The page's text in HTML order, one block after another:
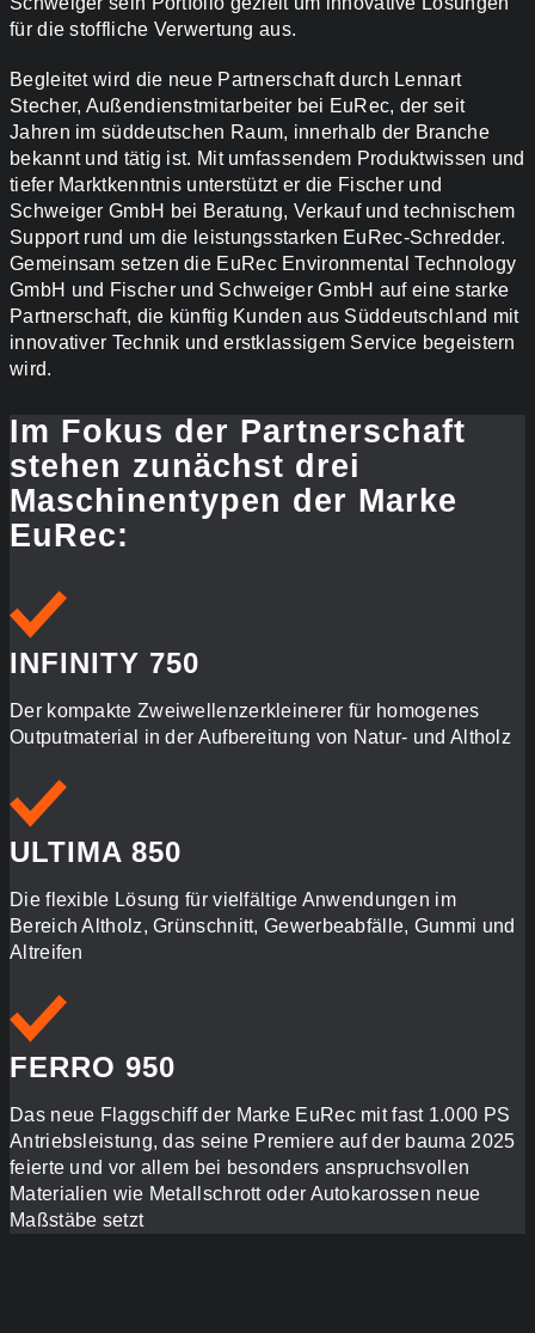
für die stoffliche Verwertung aus.
Begleitet wird die neue Partnerschaft durch Lennart
Stecher, Außendienstmitarbeiter bei EuRec, der seit
Jahren im süddeutschen Raum, innerhalb der Branche
bekannt und tätig ist. Mit umfassendem Produktwissen und
tiefer Marktkenntnis unterstützt er die Fischer und
Schweiger GmbH bei Beratung, Verkauf und technischem
Support rund um die leistungsstarken EuRec-Schredder.
Gemeinsam setzen die EuRec Environmental Technology
GmbH und Fischer und Schweiger GmbH auf eine starke
Partnerschaft, die künftig Kunden aus Süddeutschland mit
innovativer Technik und erstklassigem Service begeistern
wird.
Im Fokus der Partnerschaft
stehen zunächst drei
Maschinentypen der Marke
EuRec:
INFINITY 750
Der kompakte Zweiwellenzerkleinerer für homogenes
Outputmaterial in der Aufbereitung von Natur- und Altholz
ULTIMA 850
Die flexible Lösung für vielfältige Anwendungen im
Bereich Altholz, Grünschnitt, Gewerbeabfälle, Gummi und
Altreifen
FERRO 950
Das neue Flaggschiff der Marke EuRec mit fast 1.000 PS
Antriebsleistung, das seine Premiere auf der bauma 2025
feierte und vor allem bei besonders anspruchsvollen
Materialien wie Metallschrott oder Autokarossen neue
Maßstäbe setzt